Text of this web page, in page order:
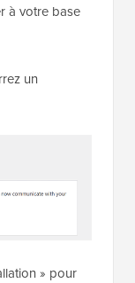
à votre base
un
» pour